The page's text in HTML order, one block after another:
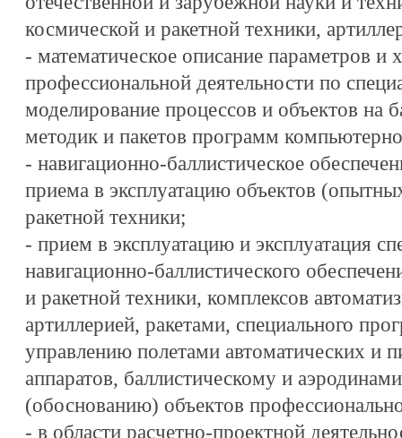
космической и ракетной техники,
- математическое описание параметров и
профессиональной деятельности по
моделирование процессов и объектов на
методик и пакетов программ
- навигационно-баллистическое
приема в эксплуатацию объектов
ракетной техники;
- прием в эксплуатацию и эксплуатация
навигационно-баллистического
и ракетной техники, комплексов
артиллерией, ракетами, специального
управлению полетами автоматических и
аппаратов, баллистическому и
(обоснованию) объектов
- в области расчетно-проектной